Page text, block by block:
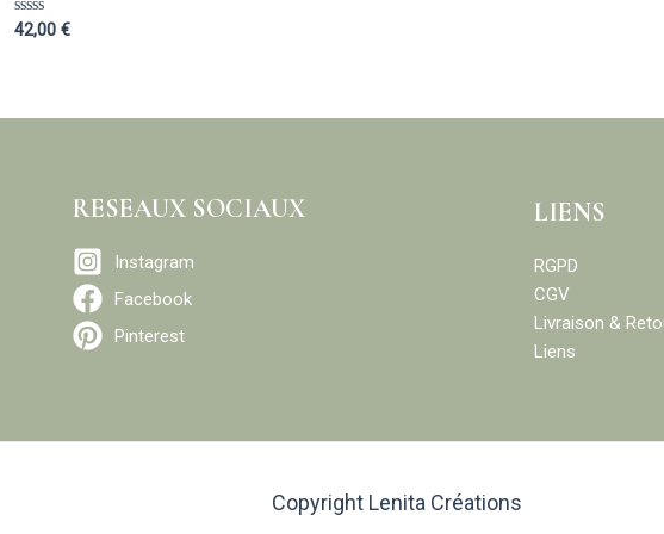
Rated
42,00 €
RESEAUX SOCIAUX
Instagram
Facebook
Pinterest
LIENS
RGPD
CGV
Livraison &
Liens
Copyright Lenita Créations